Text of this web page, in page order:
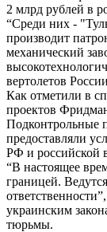
2 млрд рублей в
“Среди них -
производит
механический
вертолетов
Как отметили в
проектов
Подконтрольные
предоставляли
РФ и российской
“В настоящее
границей.
украинским
тюрьмы.